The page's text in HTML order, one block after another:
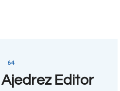
64
Editor